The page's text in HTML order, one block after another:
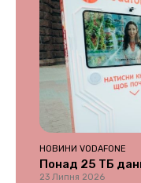
НОВИНИ VODAFONE
Понад 25 ТБ
23 Липня 2026